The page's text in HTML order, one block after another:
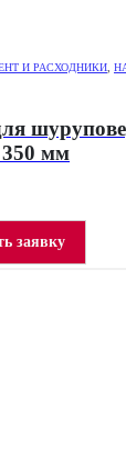
И РАСХОДНИКИ
мм
заявку